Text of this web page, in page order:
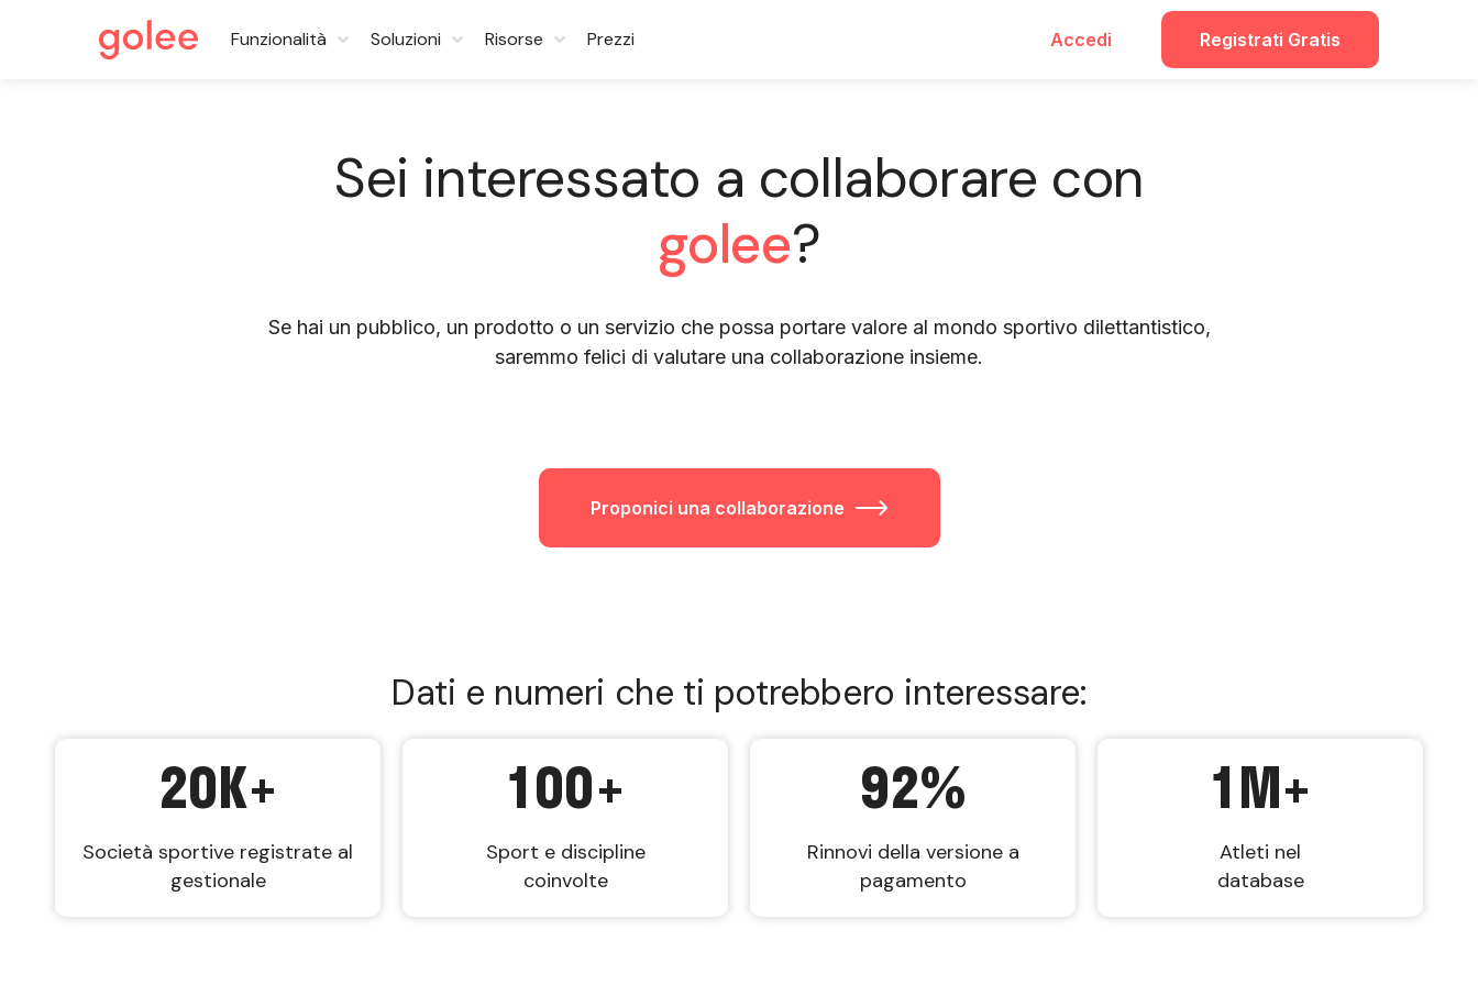
Funzionalità Soluzioni Risorse Prezzi Accedi Registrati Gratis
Sei interessato a collaborare con
golee?
Se hai un pubblico, un prodotto o un servizio che possa portare valore al mondo sportivo dilettantistico,
saremmo felici di valutare una collaborazione insieme.
Proponici una collaborazione
Dati e numeri che ti potrebbero interessare:
20K+
Società sportive registrate al
gestionale
100+
Sport e discipline
coinvolte
92%
Rinnovi della versione a
pagamento
1M+
Atleti nel
database